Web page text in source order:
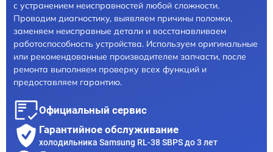
с устранением неисправностей любой сложности.
Проводим диагностику, выявляем причины поломки,
заменяем неисправные детали и восстанавливаем
работоспособность устройства. Используем оригинальные
или рекомендованные производителем запчасти, после
ремонта выполняем проверку всех функций и
предоставляем гарантию.
Официальный сервис
Гарантийное обслуживание
холодильника Samsung RL-38 SBPS до 3 лет